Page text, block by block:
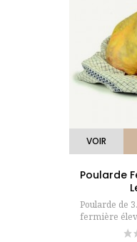
VOIR
Poularde
Poularde de
fermière